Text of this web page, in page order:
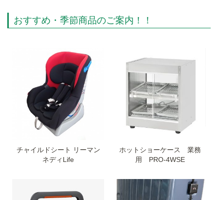
おすすめ・季節商品のご案内！！
チャイルドシート リーマン
ネディLife
ホットショーケース 業務
用 PRO-4WSE